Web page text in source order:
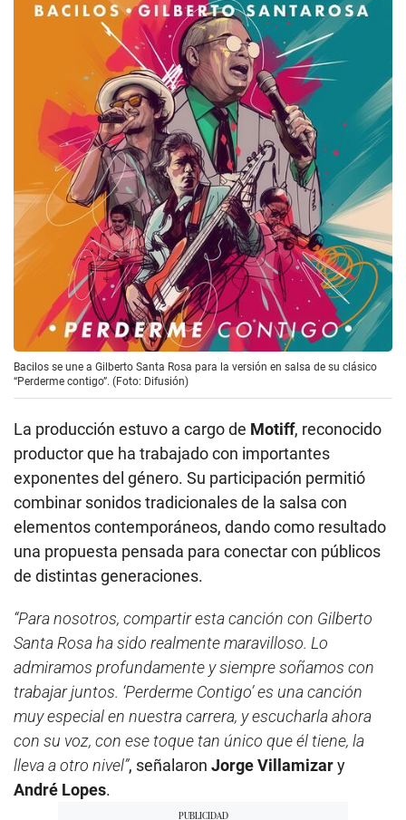
Bacilos se une a Gilberto Santa Rosa para la versión en salsa de su clásico
“Perderme contigo”. (Foto: Difusión)
La producción estuvo a cargo de Motiff, reconocido
productor que ha trabajado con importantes
exponentes del género. Su participación permitió
combinar sonidos tradicionales de la salsa con
elementos contemporáneos, dando como resultado
una propuesta pensada para conectar con públicos
de distintas generaciones.
“Para nosotros, compartir esta canción con Gilberto
Santa Rosa ha sido realmente maravilloso. Lo
admiramos profundamente y siempre soñamos con
trabajar juntos. ‘Perderme Contigo’ es una canción
muy especial en nuestra carrera, y escucharla ahora
con su voz, con ese toque tan único que él tiene, la
lleva a otro nivel”, señalaron Jorge Villamizary
André Lopes.